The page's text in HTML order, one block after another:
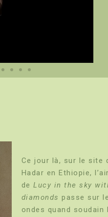
Ce jour là, sur le site
Hadar en Ethiopie,
deLucy in the sky
diamonds passe sur
ondes quand soudain